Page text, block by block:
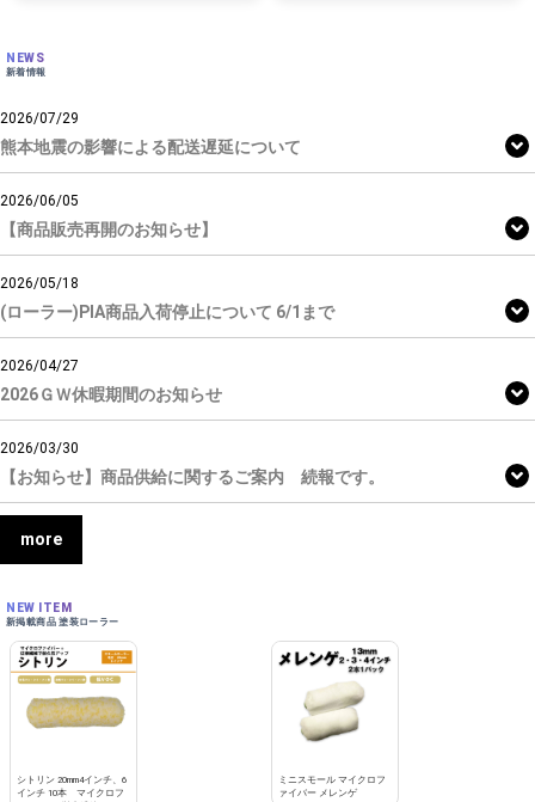
NEWS
新着情報
2026/07/29
熊本地震の影響による配送遅延について
2026/06/05
【商品販売再開のお知らせ】
2026/05/18
(ローラー)PIA商品入荷停止について 6/1まで
2026/04/27
2026ＧＷ休暇期間のお知らせ
2026/03/30
【お知らせ】商品供給に関するご案内 続報です。
more
NEW ITEM
新掲載商品 塗装ローラー
シトリン 20mm4インチ、6
インチ 10本 マイクロフ
ミニスモール マイクロフ
ァイバー メレンゲ